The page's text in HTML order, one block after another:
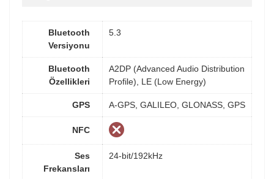
Bluetooth
Versiyonu
5.3
Bluetooth
Özellikleri
A2DP (Advanced Audio Distribution
Profile), LE (Low Energy)
GPS A-GPS, GALILEO, GLONASS, GPS
NFC
Ses
Frekansları
24-bit/192kHz